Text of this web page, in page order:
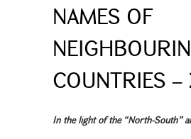
NAMES OF
COUNTRIES
In the light of the “North-South”